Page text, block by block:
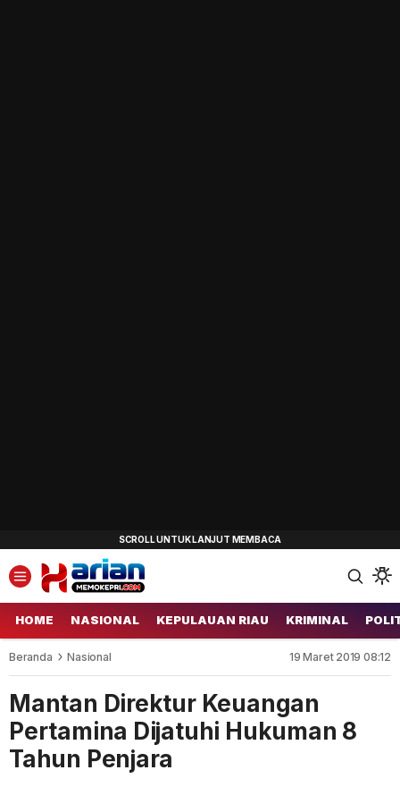
HOME NASIONAL KEPULAUAN RIAU KRIMINAL
Beranda Nasional 19 Maret 2019 08:12
Mantan Direktur Keuangan
Pertamina Dijatuhi Hukuman 8
Tahun Penjara